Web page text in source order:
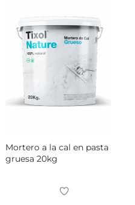
Mortero a la cal en pasta
gruesa 20kg